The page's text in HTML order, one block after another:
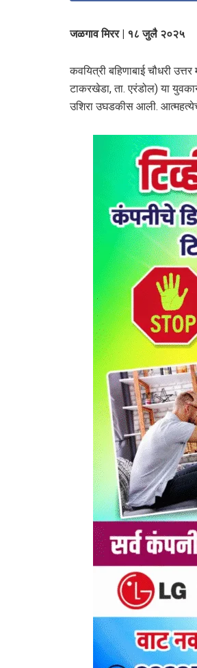
जळगाव मिरर | १८ जुलै २०२५
कवयित्री बहिणाबाई चौधरी
टाकरखेडा, ता. एरंडोल) या
उशिरा उघडकीस आली.